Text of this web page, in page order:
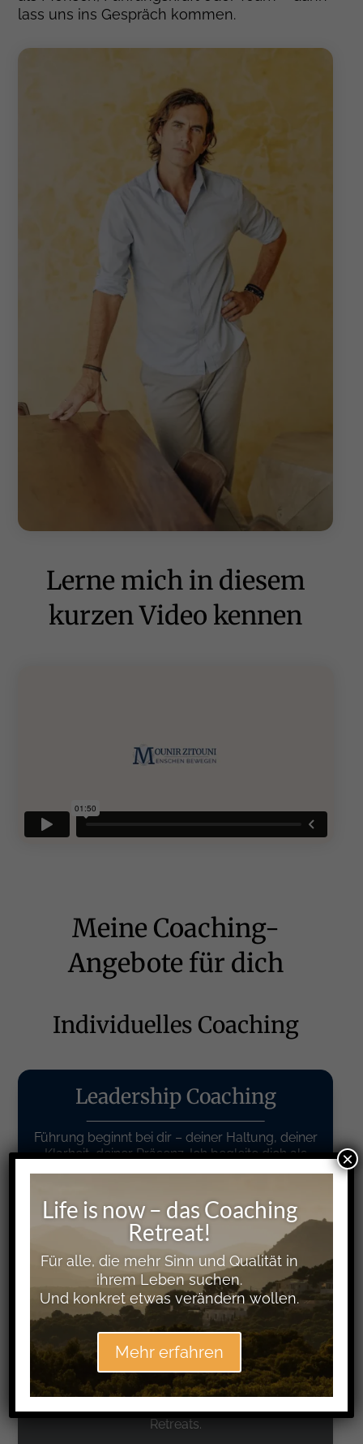
lass uns ins Gespräch kommen.
Lerne mich in diesem
kurzen Video kennen
Meine Coaching-
Angebote für dich
Individuelles Coaching
Leadership Coaching
Führung beginnt bei dir – deiner Haltung, deiner
Klarheit, deiner Präsenz. Ich begleite dich als
Mehr erfahren
Life Coaching
Lebensqualität beginnt bei dir – deiner Klarheit,
deiner Authentizität, deiner Lebendigkeit. Ich
begleite dich als Coach – klärend, stärkend,
Retreats.
Life is now – das Coaching
Retreat!
Für alle, die mehr Sinn und Qualität in
ihrem Leben suchen.
Und konkret etwas verändern wollen.
Mehr erfahren
×